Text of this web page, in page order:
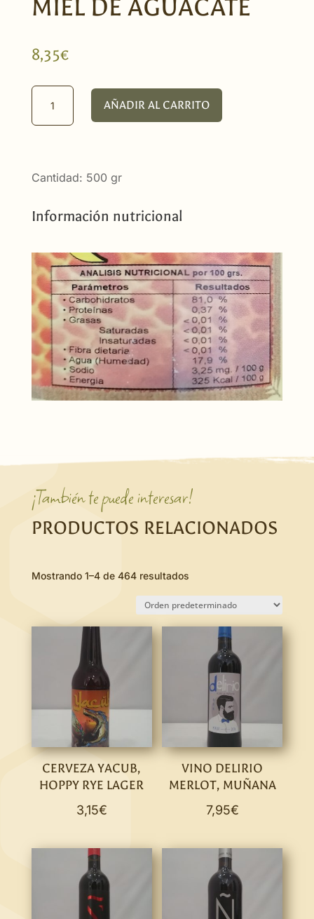
MIEL DE AGUACATE
8,35€
AÑADIR AL CARRITO
Cantidad: 500 gr
Información nutricional
¡También te puede interesar!
PRODUCTOS RELACIONADOS
Mostrando 1–4 de 464 resultados
CERVEZA YACUB,
HOPPY RYE LAGER
3,15€
VINO DELIRIO
MERLOT, MUÑANA
7,95€